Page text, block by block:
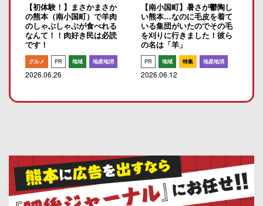
【初体験！】まさかまさか
の熊本（南小国町）で羊肉
のしゃぶしゃぶが食べれる
なんて！！肉好き民は必読
です！
グルメ PR 地域 地産地消
2026.06.26
【南小国町】暑さが鬱陶し
い熊本…なのに毛皮を着て
いる集団がいたのでその毛
を刈りに行きました！彼ら
の名は「羊」
PR 地域 特集 地産地消
2026.06.12